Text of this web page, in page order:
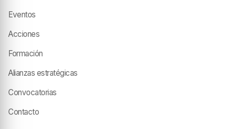
Eventos
Acciones
Formación
Alianzas estratégicas
Convocatorias
Contacto